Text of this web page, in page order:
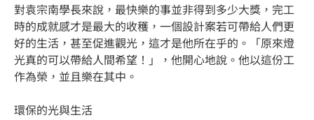
對袁宗南學長來說，最快樂的事並非得到多少大獎，完工
時的成就感才是最大的收穫，一個設計案若可帶給人們更
好的生活，甚至促進觀光，這才是他所在乎的。「原來燈
光真的可以帶給人間希望！」，他開心地說。他以這份工
作為榮，並且樂在其中。
環保的光與生活